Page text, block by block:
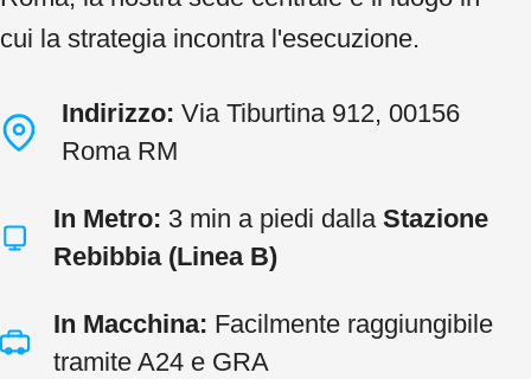
cui la strategia incontra l'esecuzione.
Indirizzo: Via Tiburtina 912, 00156
Roma RM
In Metro: 3 min a piedi dallaStazione
Rebibbia (Linea B)
In Macchina: Facilmente raggiungibile
tramite A24 e GRA